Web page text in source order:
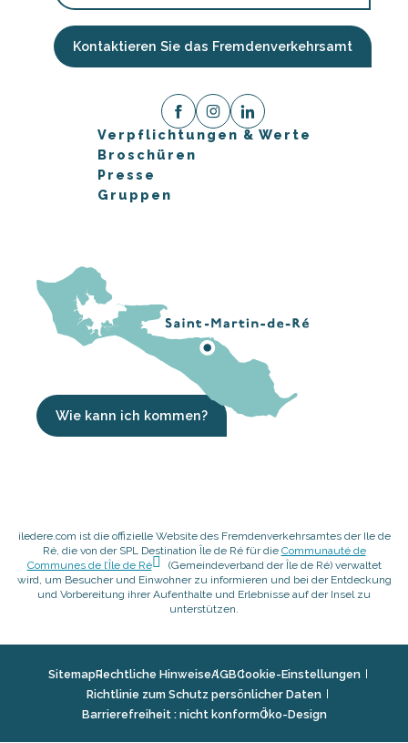
Kontaktieren Sie das Fremdenverkehrsamt
Verpflichtungen & Werte
Broschüren
Presse
Gruppen
Wie kann ich kommen?
iledere.com ist die offizielle Website des Fremdenverkehrsamtes der Ile de
Ré, die von der SPL Destination Île de Ré für die Communauté de
Communes de l’Île de Ré
(Gemeindeverband der Île de Ré) verwaltet
wird, um Besucher und Einwohner zu informieren und bei der Entdeckung
und Vorbereitung ihrer Aufenthalte und Erlebnisse auf der Insel zu
unterstützen.
SitemapRechtliche HinweiseAGBCookie-Einstellungen
Richtlinie zum Schutz persönlicher Daten
Barrierefreiheit : nicht konformÖko-Design